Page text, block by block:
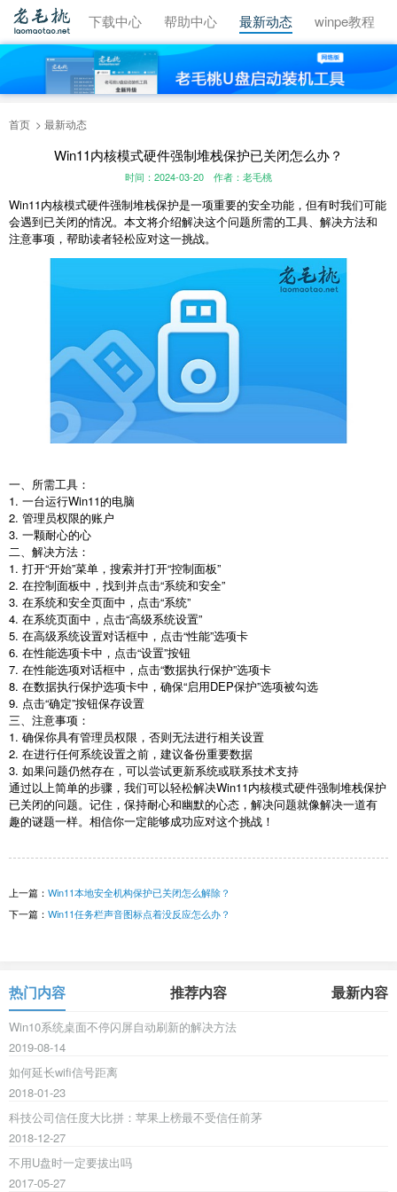
视频教程 下载中心 帮助中心 最新动态 winpe教程
首页 最新动态
Win11内核模式硬件强制堆栈保护已关闭怎么办？
时间：2024-03-20 作者：老毛桃
Win11内核模式硬件强制堆栈保护是一项重要的安全功能，但有时我们可能
会遇到已关闭的情况。本文将介绍解决这个问题所需的工具、解决方法和
注意事项，帮助读者轻松应对这一挑战。
一、所需工具：
1. 一台运行Win11的电脑
2. 管理员权限的账户
3. 一颗耐心的心
二、解决方法：
1. 打开“开始”菜单，搜索并打开“控制面板”
2. 在控制面板中，找到并点击“系统和安全”
3. 在系统和安全页面中，点击“系统”
4. 在系统页面中，点击“高级系统设置”
5. 在高级系统设置对话框中，点击“性能”选项卡
6. 在性能选项卡中，点击“设置”按钮
7. 在性能选项对话框中，点击“数据执行保护”选项卡
8. 在数据执行保护选项卡中，确保“启用DEP保护”选项被勾选
9. 点击“确定”按钮保存设置
三、注意事项：
1. 确保你具有管理员权限，否则无法进行相关设置
2. 在进行任何系统设置之前，建议备份重要数据
3. 如果问题仍然存在，可以尝试更新系统或联系技术支持
通过以上简单的步骤，我们可以轻松解决Win11内核模式硬件强制堆栈保护
已关闭的问题。记住，保持耐心和幽默的心态，解决问题就像解决一道有
趣的谜题一样。相信你一定能够成功应对这个挑战！
上一篇： Win11本地安全机构保护已关闭怎么解除？
下一篇： Win11任务栏声音图标点着没反应怎么办？
热门内容 推荐内容 最新内容
Win10系统桌面不停闪屏自动刷新的解决方法
2019-08-14
如何延长wifi信号距离
2018-01-23
科技公司信任度大比拼：苹果上榜最不受信任前茅
2018-12-27
不用U盘时一定要拔出吗
2017-05-27